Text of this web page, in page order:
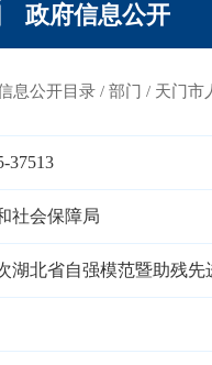
政府信息公开
息公开目录 / 部门 / 天门市
37513
社会保障局
湖北省自强模范暨助残